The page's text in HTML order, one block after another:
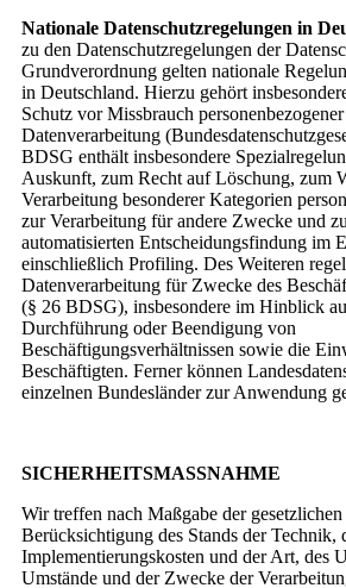
Nationale Datenschutzregelungen in
zu den Datenschutzregelungen der
Grundverordnung gelten nationale
in Deutschland. Hierzu gehört
Schutz vor Missbrauch
Datenverarbeitung
BDSG enthält insbesondere
Auskunft, zum Recht auf Löschung, zum
Verarbeitung besonderer Kategorien
zur Verarbeitung für andere Zwecke und
automatisierten Entscheidungsfindung im
einschließlich Profiling. Des Weiteren
Datenverarbeitung für Zwecke des
(§ 26 BDSG), insbesondere im Hinblick
Durchführung oder Beendigung von
Beschäftigungsverhältnissen sowie die
Beschäftigten. Ferner können
einzelnen Bundesländer zur Anwendung
SICHERHEITSMASSNAHME
Wir treffen nach Maßgabe der
Berücksichtigung des Stands der Technik,
Implementierungskosten und der Art, des
Umstände und der Zwecke der